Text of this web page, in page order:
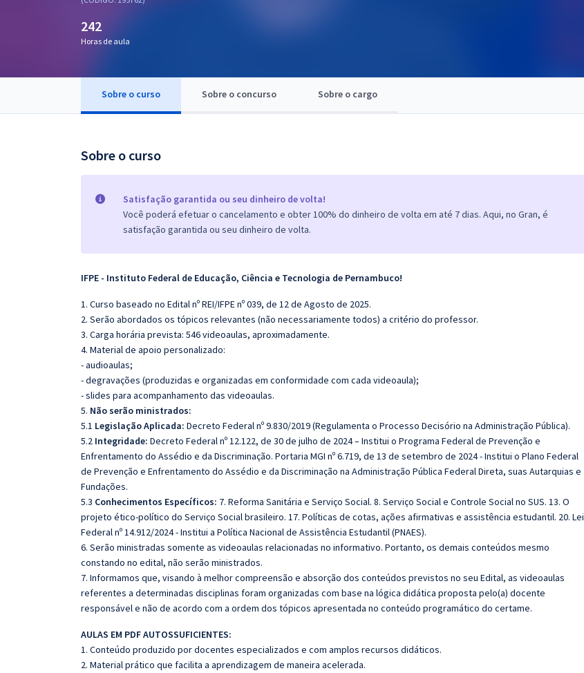
OAB
242
Horas de aula
Sobre o curso Sobre o concurso Sobre o cargo
Sobre o curso
Satisfação garantida ou seu dinheiro de volta!
Você poderá efetuar o cancelamento e obter 100% do dinheiro de volta em até 7 dias. Aqui, no Gran, é
satisfação garantida ou seu dinheiro de volta.
IFPE - Instituto Federal de Educação, Ciência e Tecnologia de Pernambuco!
1. Curso baseado no Edital nº REI/IFPE nº 039, de 12 de Agosto de 2025.
2. Serão abordados os tópicos relevantes (não necessariamente todos) a critério do professor.
3. Carga horária prevista: 546 videoaulas, aproximadamente.
4. Material de apoio personalizado:
- audioaulas;
- degravações (produzidas e organizadas em conformidade com cada videoaula);
- slides para acompanhamento das videoaulas.
5. Não serão ministrados:
5.1 Legislação Aplicada: Decreto Federal nº 9.830/2019 (Regulamenta o Processo Decisório na Administração Pública).
5.2 Integridade: Decreto Federal nº 12.122, de 30 de julho de 2024 – Institui o Programa Federal de Prevenção e
Enfrentamento do Assédio e da Discriminação. Portaria MGI nº 6.719, de 13 de setembro de 2024 - Institui o Plano Federal
de Prevenção e Enfrentamento do Assédio e da Discriminação na Administração Pública Federal Direta, suas Autarquias e
Fundações.
5.3 Conhecimentos Específicos: 7. Reforma Sanitária e Serviço Social. 8. Serviço Social e Controle Social no SUS. 13. O
projeto ético-político do Serviço Social brasileiro. 17. Políticas de cotas, ações afirmativas e assistência estudantil. 20. Lei
Federal nº 14.912/2024 - Institui a Política Nacional de Assistência Estudantil (PNAES).
6. Serão ministradas somente as videoaulas relacionadas no informativo. Portanto, os demais conteúdos mesmo
constando no edital, não serão ministrados.
7. Informamos que, visando à melhor compreensão e absorção dos conteúdos previstos no seu Edital, as videoaulas
referentes a determinadas disciplinas foram organizadas com base na lógica didática proposta pelo(a) docente
responsável e não de acordo com a ordem dos tópicos apresentada no conteúdo programático do certame.
AULAS EM PDF AUTOSSUFICIENTES:
1. Conteúdo produzido por docentes especializados e com amplos recursos didáticos.
2. Material prático que facilita a aprendizagem de maneira acelerada.